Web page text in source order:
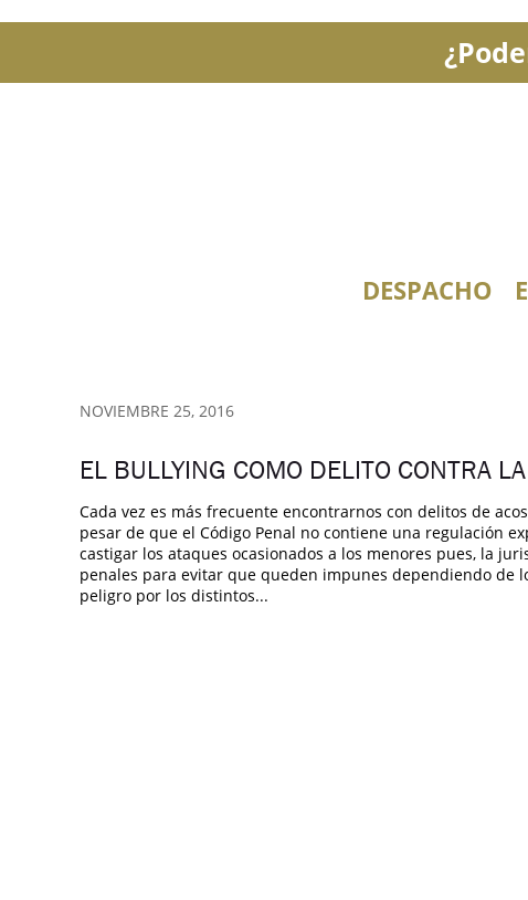
DESPACHO
NOVIEMBRE 25, 2016
EL BULLYING COMO DELITO CONTRA
Cada vez es más frecuente encontrarnos con delitos de
pesar de que el Código Penal no contiene una regulación
castigar los ataques ocasionados a los menores pues, la
penales para evitar que queden impunes dependiendo de
peligro por los distintos...